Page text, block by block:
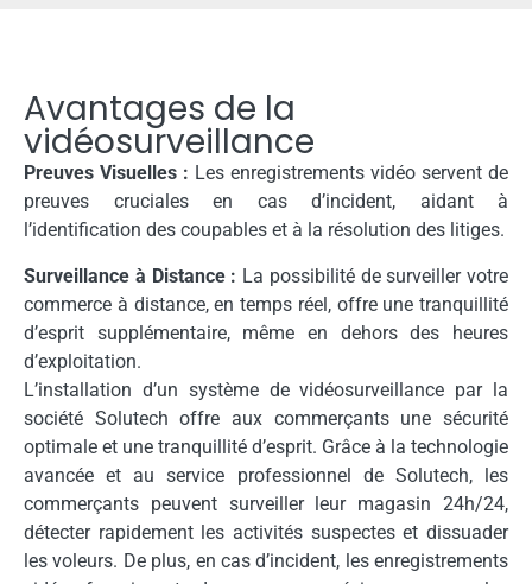
Avantages de la
vidéosurveillance
Preuves Visuelles : Les enregistrements vidéo servent de
preuves cruciales en cas d’incident, aidant à
l’identification des coupables et à la résolution des litiges.
Surveillance à Distance : La possibilité de surveiller votre
commerce à distance, en temps réel, offre une tranquillité
d’esprit supplémentaire, même en dehors des heures
d’exploitation.
L’installation d’un système de vidéosurveillance par la
société Solutech offre aux commerçants une sécurité
optimale et une tranquillité d’esprit. Grâce à la technologie
avancée et au service professionnel de Solutech, les
commerçants peuvent surveiller leur magasin 24h/24,
détecter rapidement les activités suspectes et dissuader
les voleurs. De plus, en cas d’incident, les enregistrements